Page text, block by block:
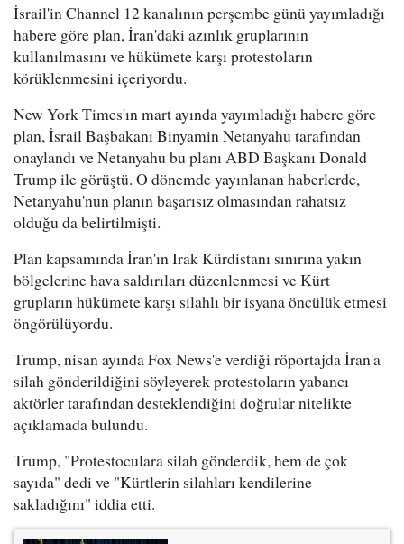
İsrail'in Channel 12 kanalının perşembe günü yayımladığı
habere göre plan, İran'daki azınlık gruplarının
kullanılmasını ve hükümete karşı protestoların
körüklenmesini içeriyordu.
New York Times'ın mart ayında yayımladığı habere göre
plan, İsrail Başbakanı Binyamin Netanyahu tarafından
onaylandı ve Netanyahu bu planı ABD Başkanı Donald
Trump ile görüştü. O dönemde yayınlanan haberlerde,
Netanyahu'nun planın başarısız olmasından rahatsız
olduğu da belirtilmişti.
Plan kapsamında İran'ın Irak Kürdistanı sınırına yakın
bölgelerine hava saldırıları düzenlenmesi ve Kürt
grupların hükümete karşı silahlı bir isyana öncülük etmesi
öngörülüyordu.
Trump, nisan ayında Fox News'e verdiği röportajda İran'a
silah gönderildiğini söyleyerek protestoların yabancı
aktörler tarafından desteklendiğini doğrular nitelikte
açıklamada bulundu.
Trump, "Protestoculara silah gönderdik, hem de çok
sayıda" dedi ve "Kürtlerin silahları kendilerine
sakladığını" iddia etti.